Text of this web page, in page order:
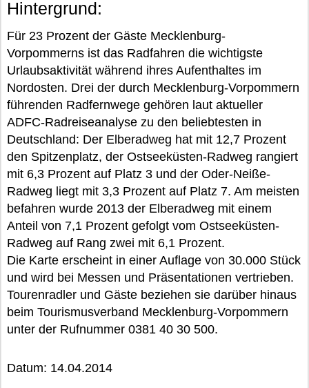
Hintergrund:
Für 23 Prozent der Gäste Mecklenburg-
Vorpommerns ist das Radfahren die wichtigste
Urlaubsaktivität während ihres Aufenthaltes im
Nordosten. Drei der durch Mecklenburg-Vorpommern
führenden Radfernwege gehören laut aktueller
ADFC-Radreiseanalyse zu den beliebtesten in
Deutschland: Der Elberadweg hat mit 12,7 Prozent
den Spitzenplatz, der Ostseeküsten-Radweg rangiert
mit 6,3 Prozent auf Platz 3 und der Oder-Neiße-
Radweg liegt mit 3,3 Prozent auf Platz 7. Am meisten
befahren wurde 2013 der Elberadweg mit einem
Anteil von 7,1 Prozent gefolgt vom Ostseeküsten-
Radweg auf Rang zwei mit 6,1 Prozent.
Die Karte erscheint in einer Auflage von 30.000 Stück
und wird bei Messen und Präsentationen vertrieben.
Tourenradler und Gäste beziehen sie darüber hinaus
beim Tourismusverband Mecklenburg-Vorpommern
unter der Rufnummer 0381 40 30 500.
Datum: 14.04.2014